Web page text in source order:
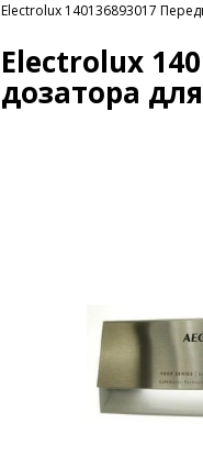
Electrolux 140136893017
Electrolux
дозатора